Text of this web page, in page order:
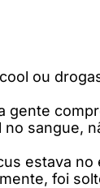
ou
sangue,
estava
foi